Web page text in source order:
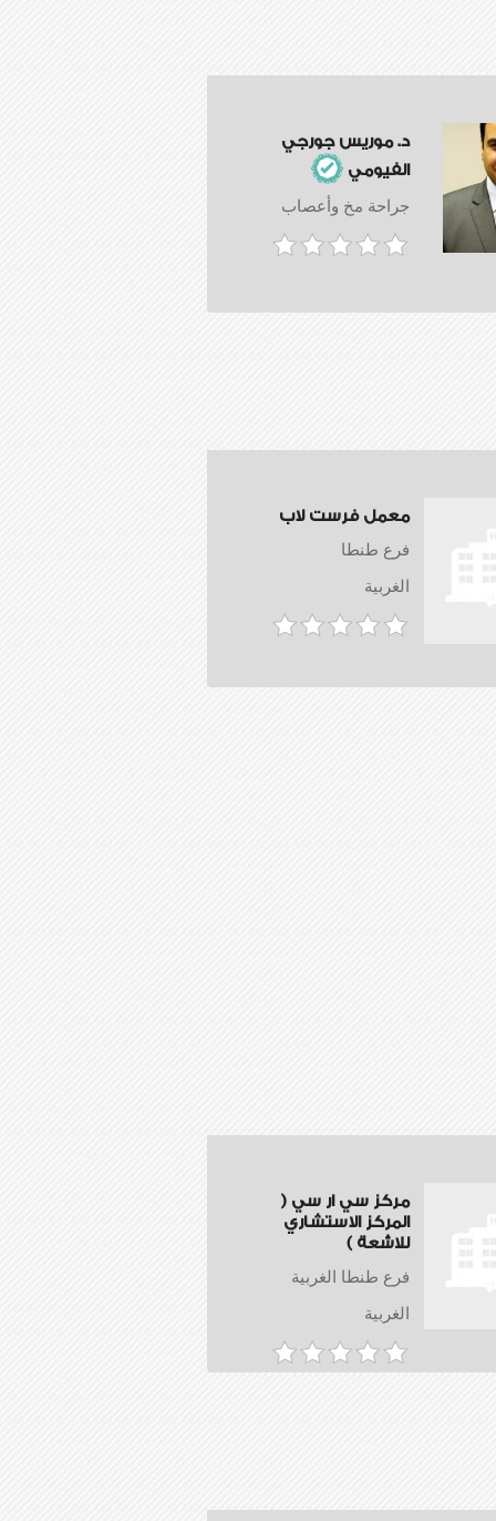
د. موريس جورجي
الفيومي
جراحة مخ وأعصاب
معمل فرست لاب
فرع طنطا
الغربية
مركز سي ار سي (
المركز الاستشاري
للاشعة )
فرع طنطا الغربية
الغربية